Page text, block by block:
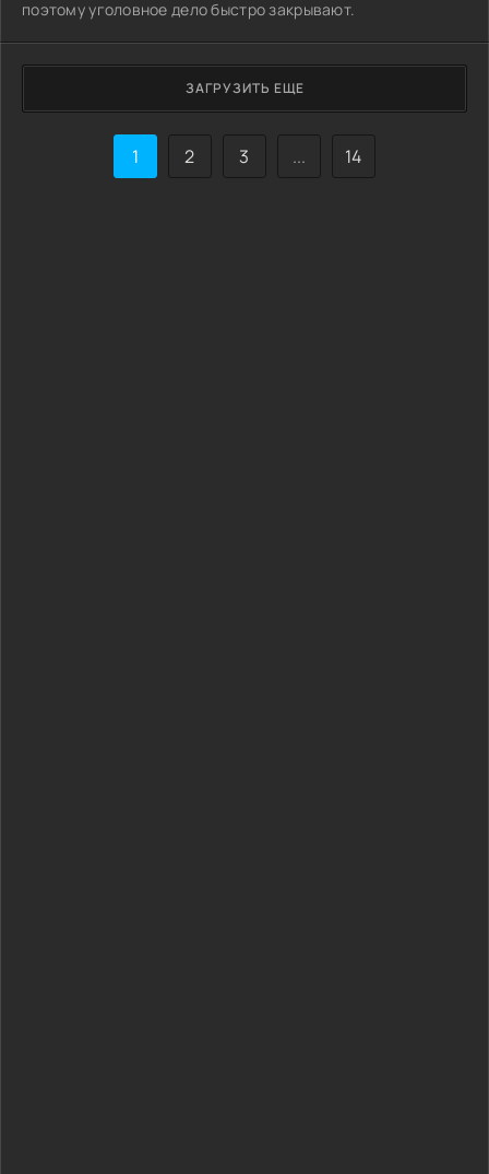
поэтому уголовное дело быстро закрывают.
ЗАГРУЗИТЬ ЕЩЕ
1 2 3 ... 14